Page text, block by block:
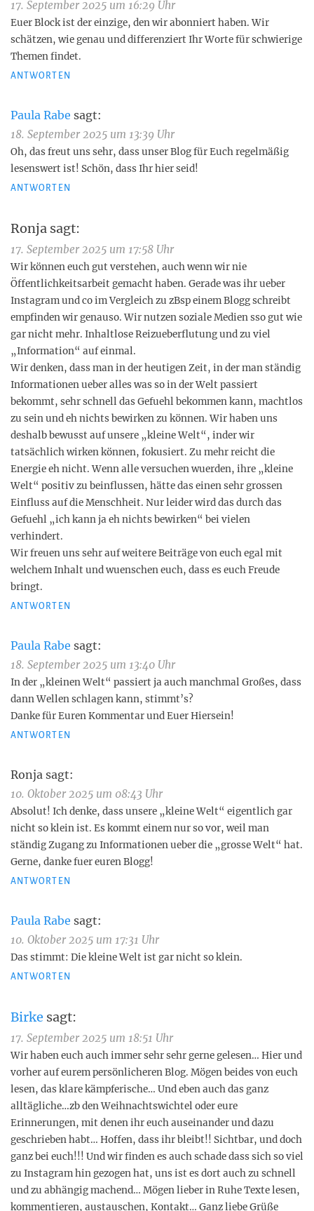
17. September 2025 um 16:29 Uhr
Euer Block ist der einzige, den wir abonniert haben. Wir
schätzen, wie genau und differenziert Ihr Worte für schwierige
Themen findet.
ANTWORTEN
Paula Rabe sagt:
18. September 2025 um 13:39 Uhr
Oh, das freut uns sehr, dass unser Blog für Euch regelmäßig
lesenswert ist! Schön, dass Ihr hier seid!
ANTWORTEN
Ronja sagt:
17. September 2025 um 17:58 Uhr
Wir können euch gut verstehen, auch wenn wir nie
Öffentlichkeitsarbeit gemacht haben. Gerade was ihr ueber
Instagram und co im Vergleich zu zBsp einem Blogg schreibt
empfinden wir genauso. Wir nutzen soziale Medien sso gut wie
gar nicht mehr. Inhaltlose Reizueberflutung und zu viel
„Information“ auf einmal.
Wir denken, dass man in der heutigen Zeit, in der man ständig
Informationen ueber alles was so in der Welt passiert
bekommt, sehr schnell das Gefuehl bekommen kann, machtlos
zu sein und eh nichts bewirken zu können. Wir haben uns
deshalb bewusst auf unsere „kleine Welt“, inder wir
tatsächlich wirken können, fokusiert. Zu mehr reicht die
Energie eh nicht. Wenn alle versuchen wuerden, ihre „kleine
Welt“ positiv zu beinflussen, hätte das einen sehr grossen
Einfluss auf die Menschheit. Nur leider wird das durch das
Gefuehl „ich kann ja eh nichts bewirken“ bei vielen
verhindert.
Wir freuen uns sehr auf weitere Beiträge von euch egal mit
welchem Inhalt und wuenschen euch, dass es euch Freude
bringt.
ANTWORTEN
Paula Rabe sagt:
18. September 2025 um 13:40 Uhr
In der „kleinen Welt“ passiert ja auch manchmal Großes, dass
dann Wellen schlagen kann, stimmt’s?
Danke für Euren Kommentar und Euer Hiersein!
ANTWORTEN
Ronja sagt:
10. Oktober 2025 um 08:43 Uhr
Absolut! Ich denke, dass unsere „kleine Welt“ eigentlich gar
nicht so klein ist. Es kommt einem nur so vor, weil man
ständig Zugang zu Informationen ueber die „grosse Welt“ hat.
Gerne, danke fuer euren Blogg!
ANTWORTEN
Paula Rabe sagt:
10. Oktober 2025 um 17:31 Uhr
Das stimmt: Die kleine Welt ist gar nicht so klein.
ANTWORTEN
Birke sagt:
17. September 2025 um 18:51 Uhr
Wir haben euch auch immer sehr sehr gerne gelesen… Hier und
vorher auf eurem persönlicheren Blog. Mögen beides von euch
lesen, das klare kämpferische… Und eben auch das ganz
alltägliche…zb den Weihnachtswichtel oder eure
Erinnerungen, mit denen ihr euch auseinander und dazu
geschrieben habt… Hoffen, dass ihr bleibt!! Sichtbar, und doch
ganz bei euch!!! Und wir finden es auch schade dass sich so viel
zu Instagram hin gezogen hat, uns ist es dort auch zu schnell
und zu abhängig machend… Mögen lieber in Ruhe Texte lesen,
kommentieren, austauschen, Kontakt… Ganz liebe Grüße